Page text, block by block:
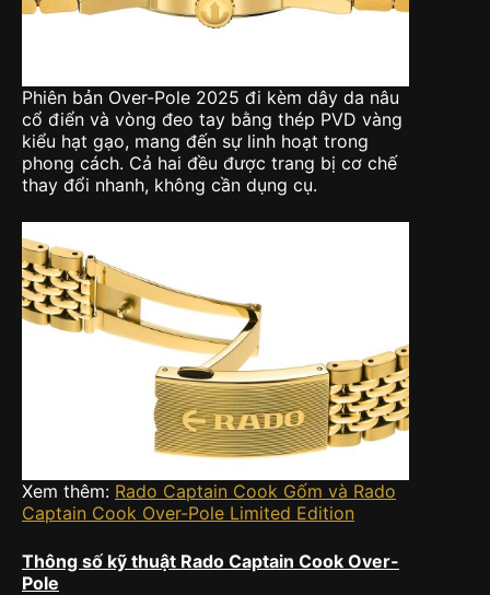
Phiên bản Over-Pole 2025 đi kèm dây da nâu
cổ điển và vòng đeo tay bằng thép PVD vàng
kiểu hạt gạo, mang đến sự linh hoạt trong
phong cách. Cả hai đều được trang bị cơ chế
thay đổi nhanh, không cần dụng cụ.
Xem thêm: Rado Captain Cook Gốm và Rado
Captain Cook Over-Pole Limited Edition
Thông số kỹ thuật Rado Captain Cook Over-
Pole